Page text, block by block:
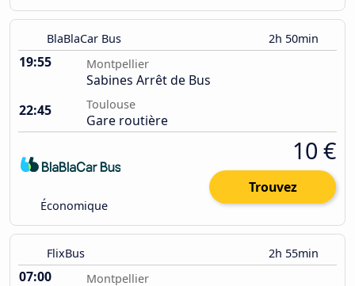
BlaBlaCar Bus 2h 50min
19:55 Montpellier
Sabines Arrêt de Bus
22:45
Toulouse
Gare routière
Économique
10 €
Trouvez
FlixBus 2h 55min
07:00 Montpellier